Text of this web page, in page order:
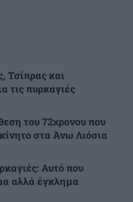
Τσίπρας και
τις πυρκαγιές
του 72χρονου που
στα Άνω Λιόσια
Αυτό που
αλλά έγκλημα